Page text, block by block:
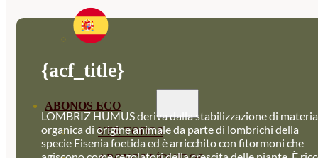
ABONOS ECO
VER TODOS
{acf_title}
LOMBRIZ HUMUS deriva dalla stabilizzazione di materia
organica di origine animale da parte di lombrichi della
specie Eisenia foetida ed è arricchito con fitormoni che